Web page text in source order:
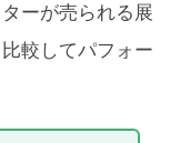
ーが売られる展
較してパフォー